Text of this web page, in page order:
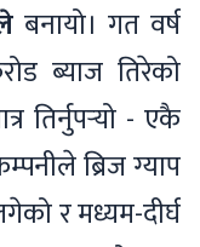
बनायो। गत वर्ष
ब्याज तिरेको
तिर्नुपर्‍यो - एकै
ब्रिज ग्याप
र मध्यम-दीर्घ